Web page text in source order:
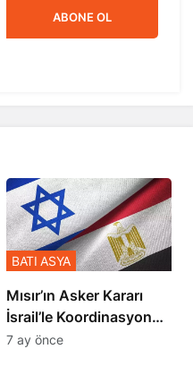
ABONE OL
Mısır’ın Asker Kararı
İsrail’le Koordinasyon
İçinde Gerçekleşmiş
BATI ASYA
7 ay önce